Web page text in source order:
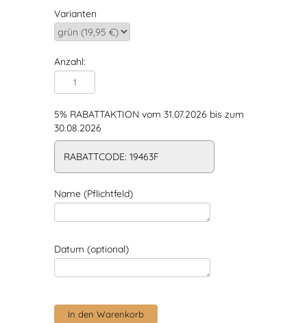
Varianten
Anzahl:
5% RABATTAKTION vom 31.07.2026 bis zum
30.08.2026
RABATTCODE: 19463F
Name (Pflichtfeld)
Datum (optional)